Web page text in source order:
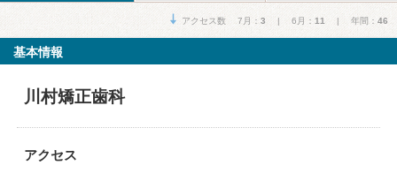
アクセス数 7月： 3 | 6月： 11 | 年間： 46
基本情報
川村矯正歯科
アクセス